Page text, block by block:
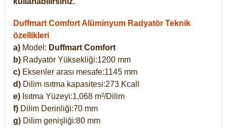
Duffmart Comfort Alüminyum Radyatör Teknik
özellikleri
a) Model: Duffmart Comfort
b) Radyatör Yüksekliği:1200 mm
c) Eksenler arası mesafe:1145 mm
d) Dilim ısıtma kapasitesi:273 Kcall
e) Isıtma Yüzeyi:1,068 m²/Dilim
f) Dilim Derinliği:70 mm
g) Dilim genişliği:80 mm